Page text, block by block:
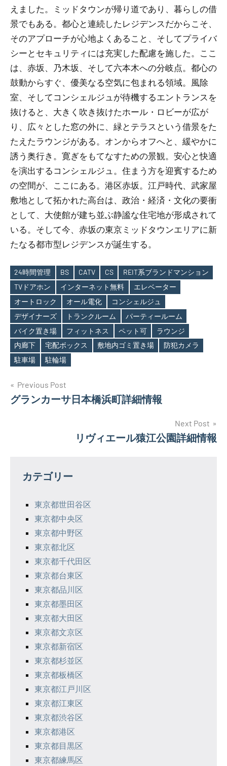
えました。ミッドタウンが帰り道であり、暮らしの借
景でもある。都心と連続したレジデンスだからこそ、
そのアプローチが心地よくあること、そしてプライバ
シーとセキュリティには充実した配慮を施した。ここ
は、赤坂、乃木坂、そして六本木への分岐点。都心の
鼓動からすぐ、優美なる空気に包まれる領域。風除
室、そしてコンシェルジュが待機するエントランスを
抜けると、大きく吹き抜けたホール・ロビーが広が
り、広々とした窓の外に、緑とテラスという借景をた
たえたラウンジがある。オンからオフへと、緩やかに
誘う奥行き。寛ぎをもてなすための景観。安心と快適
を演出するコンシェルジュ。住まう方を迎賓するため
の空間が、ここにある。港区赤坂。江戸時代、武家屋
敷地として拓かれた高台は、政治・経済・文化の要衝
として、大使館が建ち並ぶ静謐な住宅地が形成されて
いる。そして今、赤坂の東京ミッドタウンエリアに新
たなる都市型レジデンスが誕生する。
Tags
24時間管理 BS CATV CS
REIT系ブランドマンション
TVドアホン
インターネット無料
エレベーター
オートロック
オール電化
コンシェルジュ
デザイナーズ
トランクルーム
パーティールーム
バイク置き場
フィットネス ペット可
ラウンジ
内廊下
宅配ボックス 敷地内ゴミ置き場
防犯カメラ
駐車場
駐輪場
投
稿
ー
Previous Post
グランカーサ日本橋浜町詳細情報
Next Post
リヴィエール猿江公園詳細情報
カテゴリー
東京都世田谷区
東京都中央区
東京都中野区
東京都北区
東京都千代田区
東京都台東区
東京都品川区
東京都墨田区
東京都大田区
東京都文京区
東京都新宿区
東京都杉並区
東京都板橋区
東京都江戸川区
東京都江東区
東京都渋谷区
東京都港区
東京都目黒区
東京都練馬区